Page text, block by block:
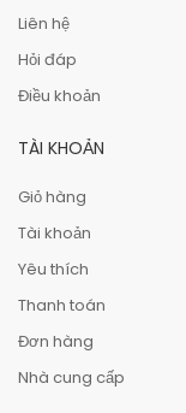
Liên hệ
Hỏi đáp
Điều khoản
TÀI KHOẢN
Giỏ hàng
Tài khoản
Yêu thích
Thanh toán
Đơn hàng
Nhà cung cấp